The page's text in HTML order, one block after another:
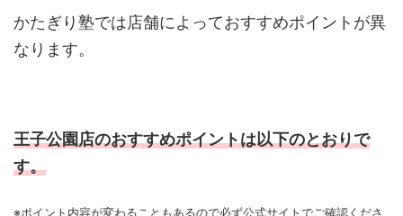
かたぎり塾では店舗によっておすすめポイントが異
なります。
王子公園店のおすすめポイントは以下のとおりで
す。
※ポイント内容が変わることもあるので必ず公式サイトでご確認くださ